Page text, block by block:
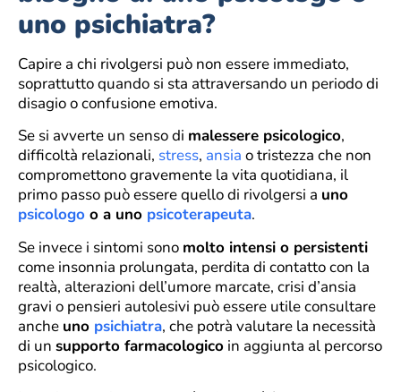
uno psichiatra?
Capire a chi rivolgersi può non essere immediato,
soprattutto quando si sta attraversando un periodo di
disagio o confusione emotiva.
Se si avverte un senso di malessere psicologico,
difficoltà relazionali, stress, ansia o tristezza che non
compromettono gravemente la vita quotidiana, il
primo passo può essere quello di rivolgersi a uno
psicologo o a uno psicoterapeuta.
Se invece i sintomi sono molto intensi o persistenti
come insonnia prolungata, perdita di contatto con la
realtà, alterazioni dell’umore marcate, crisi d’ansia
gravi o pensieri autolesivi può essere utile consultare
anche uno psichiatra, che potrà valutare la necessità
di un supporto farmacologico in aggiunta al percorso
psicologico.